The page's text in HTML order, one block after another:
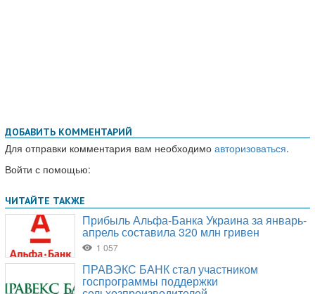
ДОБАВИТЬ КОММЕНТАРИЙ
Для отправки комментария вам необходимо авторизоваться.
Войти с помощью: